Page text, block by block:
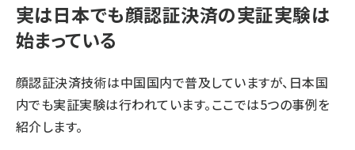
実は日本でも顔認証決済の実証実験は
始まっている
顔認証決済技術は中国国内で普及していますが、日本国
内でも実証実験は行われています。ここでは5つの事例を
紹介します。